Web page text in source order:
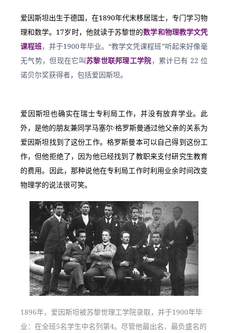
爱因斯坦出生于德国，在1890年代末移居瑞士，专门学习物
理和数学。17岁时，他就读于苏黎世的数学和物理教学文凭
课程班，并于1900年毕业。“教学文凭课程班”听起来好像毫
无气势，但现在它叫苏黎世联邦理工学院，累计已有 22 位
诺贝尔奖获得者，包括爱因斯坦。
爱因斯坦也确实在瑞士专利局工作，并没有放弃学业。此
外，是他的朋友兼同学马塞尔·格罗斯曼通过他父亲的关系为
爱因斯坦找到了这份工作。格罗斯曼本可以自己得到这份工
作，但他拒绝了，因为他已经找到了教职来支付研究生教育
的费用。因此，那种说他在专利局工作时利用业余时间改变
物理学的说法很可笑。
1896年，爱因斯坦被苏黎世理工学院录取，并于1900年毕
业：在全班5名学生中名列第4。尽管他最出名、最负盛名的